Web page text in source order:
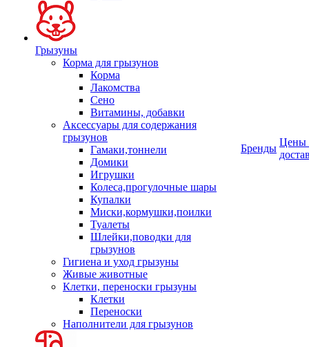
Грызуны
Корма для грызунов
Корма
Лакомства
Сено
Витамины, добавки
Аксессуары для содержания
грызунов
Гамаки,тоннели
Домики
Игрушки
Колеса,прогулочные шары
Купалки
Миски,кормушки,поилки
Туалеты
Шлейки,поводки для
грызунов
Гигиена и уход грызуны
Живые животные
Клетки, переноски грызуны
Клетки
Переноски
Наполнители для грызунов
Бренды
Цены